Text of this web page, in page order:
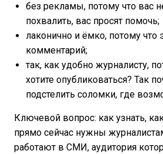
без рекламы, потому что вас
похвалить, вас просят помочь;
лаконично и ёмко, потому что
комментарий;
так, как удобно журналисту,
хотите опубликоваться? Так
подстелить соломки, где
Ключевой вопрос: как узнать,
прямо сейчас нужны
работают в СМИ, аудитория